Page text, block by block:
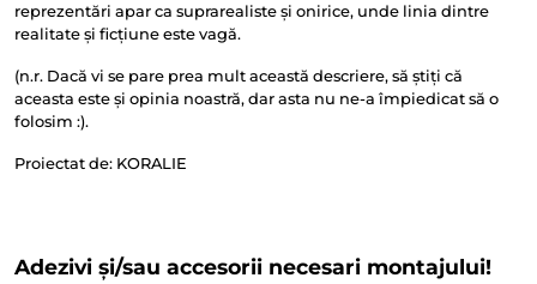
reprezentări apar ca suprarealiste și onirice, unde linia dintre
realitate și ficțiune este vagă.
(n.r. Dacă vi se pare prea mult această descriere, să știți că
aceasta este și opinia noastră, dar asta nu ne-a împiedicat să o
folosim :).
Proiectat de: KORALIE
Adezivi și/sau accesorii necesari montajului!